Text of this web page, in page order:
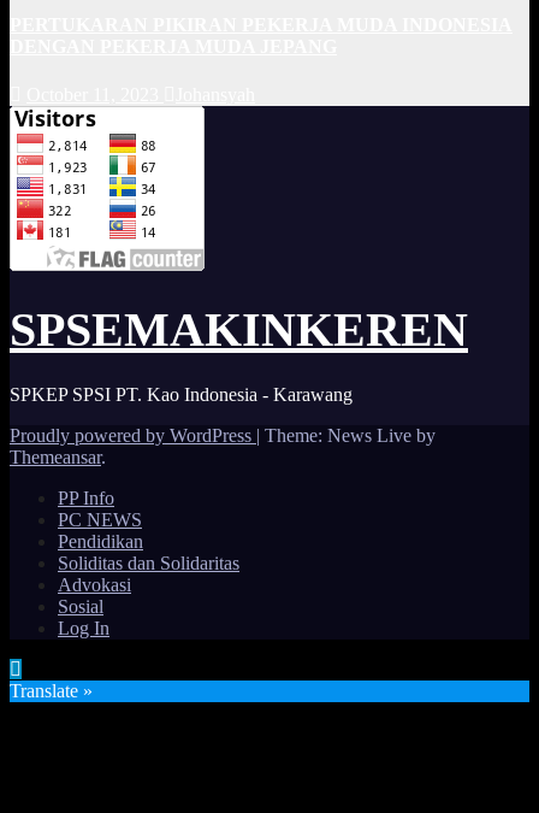
SPSEMAKINKEREN
SPKEP SPSI PT. Kao Indonesia - Karawang
Proudly powered by WordPress | Theme: News Live by
Themeansar.
PP Info
PC NEWS
Pendidikan
Soliditas dan Solidaritas
Advokasi
Sosial
Log In
Translate »